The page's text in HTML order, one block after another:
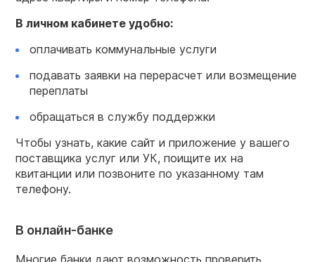
В личном кабинете удобно:
оплачивать коммунальные услуги
подавать заявки на перерасчет или возмещение
переплаты
обращаться в службу поддержки
Чтобы узнать, какие сайт и приложение у вашего
поставщика услуг или УК, поищите их на
квитанции или позвоните по указанному там
телефону.
В онлайн-банке